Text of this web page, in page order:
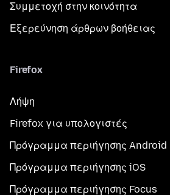
Συμμετοχή στην κοινότητα
Εξερεύνηση άρθρων βοήθειας
Firefox
Λήψη
Firefox για υπολογιστές
Πρόγραμμα περιήγησης Android
Πρόγραμμα περιήγησης iOS
Πρόγραμμα περιήγησης Focus